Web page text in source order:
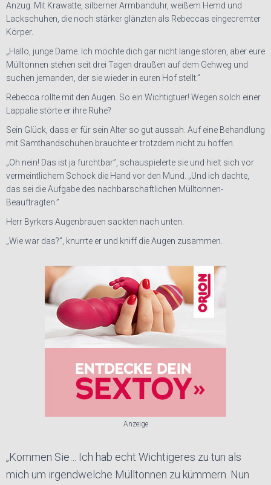
Anzug. Mit Krawatte, silberner Armbanduhr, weißem Hemd und
Lackschuhen, die noch stärker glänzten als Rebeccas eingecremter
Körper.
„Hallo, junge Dame. Ich möchte dich gar nicht lange stören, aber eure
Mülltonnen stehen seit drei Tagen draußen auf dem Gehweg und
suchen jemanden, der sie wieder in euren Hof stellt.”
Rebecca rollte mit den Augen. So ein Wichtigtuer! Wegen solch einer
Lappalie störte er ihre Ruhe?
Sein Glück, dass er für sein Alter so gut aussah. Auf eine Behandlung
mit Samthandschuhen brauchte er trotzdem nicht zu hoffen.
„Oh nein! Das ist ja furchtbar”, schauspielerte sie und hielt sich vor
vermeintlichem Schock die Hand vor den Mund. „Und ich dachte,
das sei die Aufgabe des nachbarschaftlichen Mülltonnen-
Beauftragten.”
Herr Byrkers Augenbrauen sackten nach unten.
„Wie war das?”, knurrte er und kniff die Augen zusammen.
Anzeige
„Kommen Sie… Ich hab echt Wichtigeres zu tun als
mich um irgendwelche Mülltonnen zu kümmern. Nun